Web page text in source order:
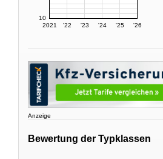
2021 '22 '23 '24 '25 '26
10
Anzeige
Bewertung der Typklassen